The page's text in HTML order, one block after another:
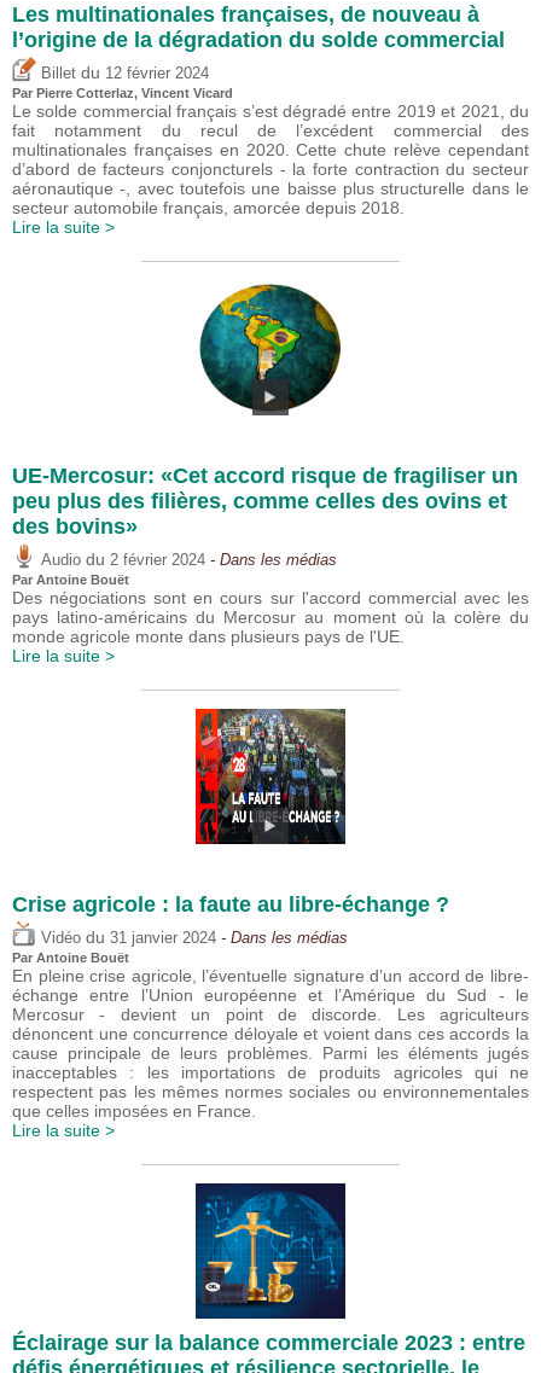
Les multinationales françaises, de nouveau à
l’origine de la dégradation du solde commercial
Billet du 12 février 2024
Par Pierre Cotterlaz, Vincent Vicard
Le solde commercial français s’est dégradé entre 2019 et 2021, du
fait notamment du recul de l’excédent commercial des
multinationales françaises en 2020. Cette chute relève cependant
d’abord de facteurs conjoncturels - la forte contraction du secteur
aéronautique -, avec toutefois une baisse plus structurelle dans le
secteur automobile français, amorcée depuis 2018.
Lire la suite >
UE-Mercosur: «Cet accord risque de fragiliser un
peu plus des filières, comme celles des ovins et
des bovins»
Audio du 2 février 2024 - Dans les médias
Par Antoine Bouët
Des négociations sont en cours sur l'accord commercial avec les
pays latino-américains du Mercosur au moment où la colère du
monde agricole monte dans plusieurs pays de l'UE.
Lire la suite >
Crise agricole : la faute au libre-échange ?
Vidéo du 31 janvier 2024 - Dans les médias
Par Antoine Bouët
En pleine crise agricole, l’éventuelle signature d’un accord de libre-
échange entre l’Union européenne et l’Amérique du Sud - le
Mercosur - devient un point de discorde. Les agriculteurs
dénoncent une concurrence déloyale et voient dans ces accords la
cause principale de leurs problèmes. Parmi les éléments jugés
inacceptables : les importations de produits agricoles qui ne
respectent pas les mêmes normes sociales ou environnementales
que celles imposées en France.
Lire la suite >
Éclairage sur la balance commerciale 2023 : entre
défis énergétiques et résilience sectorielle, le